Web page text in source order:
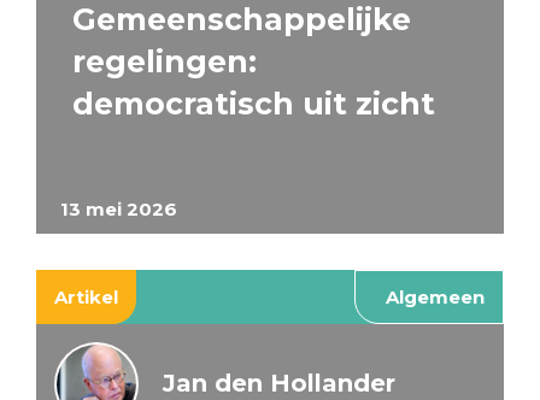
13 mei 2026
Gemeenschappelijke
regelingen:
democratisch uit zicht
Artikel Algemeen
Jan den Hollander